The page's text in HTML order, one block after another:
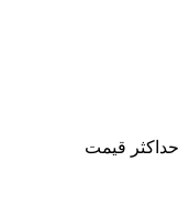
حداكثر قيمت